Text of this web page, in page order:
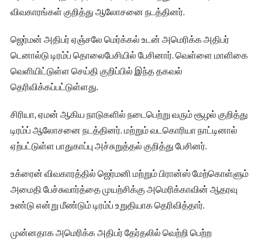
விவகாரங்கள் குறித்து ஆலோசனை நடத்தினர்.
ஜெர்மன் அதிபர் ஏஞ்சலே மெர்க்கல் உடன் அமெரிக்க அதிபர்
டெனால்டு டிரம்ப் தொலைபேசியில் பேசினார். வெள்ளை மாளிகை
வெளியிட்டுள்ள செய்தி குறிப்பில் இந்த தகவல்
தெரிவிக்கப்பட்டுள்ளது.
சிரியா, ஏமன் ஆகிய நாடுகளில் நடைபெற்று வரும் சூழல் குறித்து
டிரம்ப் ஆலோசனை நடத்தினர். மற்றும் வடகொரியா நாட்டினால்
ஏற்பட்டுள்ள பாதுகாப்பு அச்சுறுத்தல் குறித்து பேசினர்.
உக்ரைன் விவகாரத்தில் ஜெர்மனி மற்றும் பிரான்ஸ் மேற்கொள்ளும்
அமைதி பேச்சுவார்த்தை முயற்சிக்கு அமெரிக்காவின் ஆதரவு
உண்டு என்று மீண்டும் டிரம்ப் உறுதியாக தெரிவித்தார்.
முன்னதாக அமெரிக்க அதிபர் தேர்தலில் வெற்றி பெற்ற